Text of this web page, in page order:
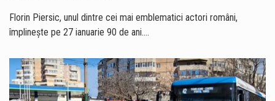
Florin Piersic, unul dintre cei mai emblematici actori români,
împlinește pe 27 ianuarie 90 de ani.…